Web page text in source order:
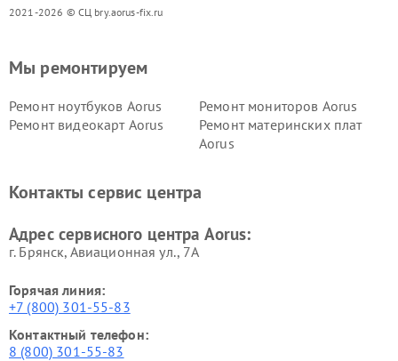
2021-2026 © СЦ bry.aorus-fix.ru
Мы ремонтируем
Ремонт ноутбуков Aorus
Ремонт мониторов Aorus
Ремонт видеокарт Aorus
Ремонт материнских плат
Aorus
Контакты сервис центра
Адрес сервисного центра Aorus:
г. Брянск, Авиационная ул., 7А
Горячая линия:
+7 (800) 301-55-83
Контактный телефон:
8 (800) 301-55-83